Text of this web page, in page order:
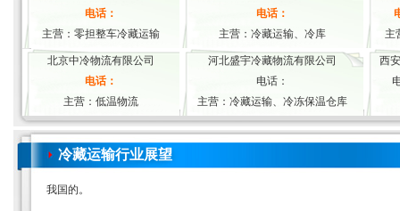
电话：
主营：零担整车冷藏运输
电话：
主营：冷藏运输、冷库
主
北京中冷物流有限公司
电话：
主营：低温物流
河北盛宇冷藏物流有限公司
电话：
主营：冷藏运输、冷冻保温仓库
西
冷藏运输行业展望
我国的。